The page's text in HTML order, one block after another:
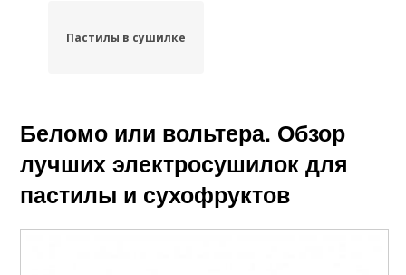
Пастилы в сушилке
Беломо или вольтера. Обзор
лучших электросушилок для
пастилы и сухофруктов